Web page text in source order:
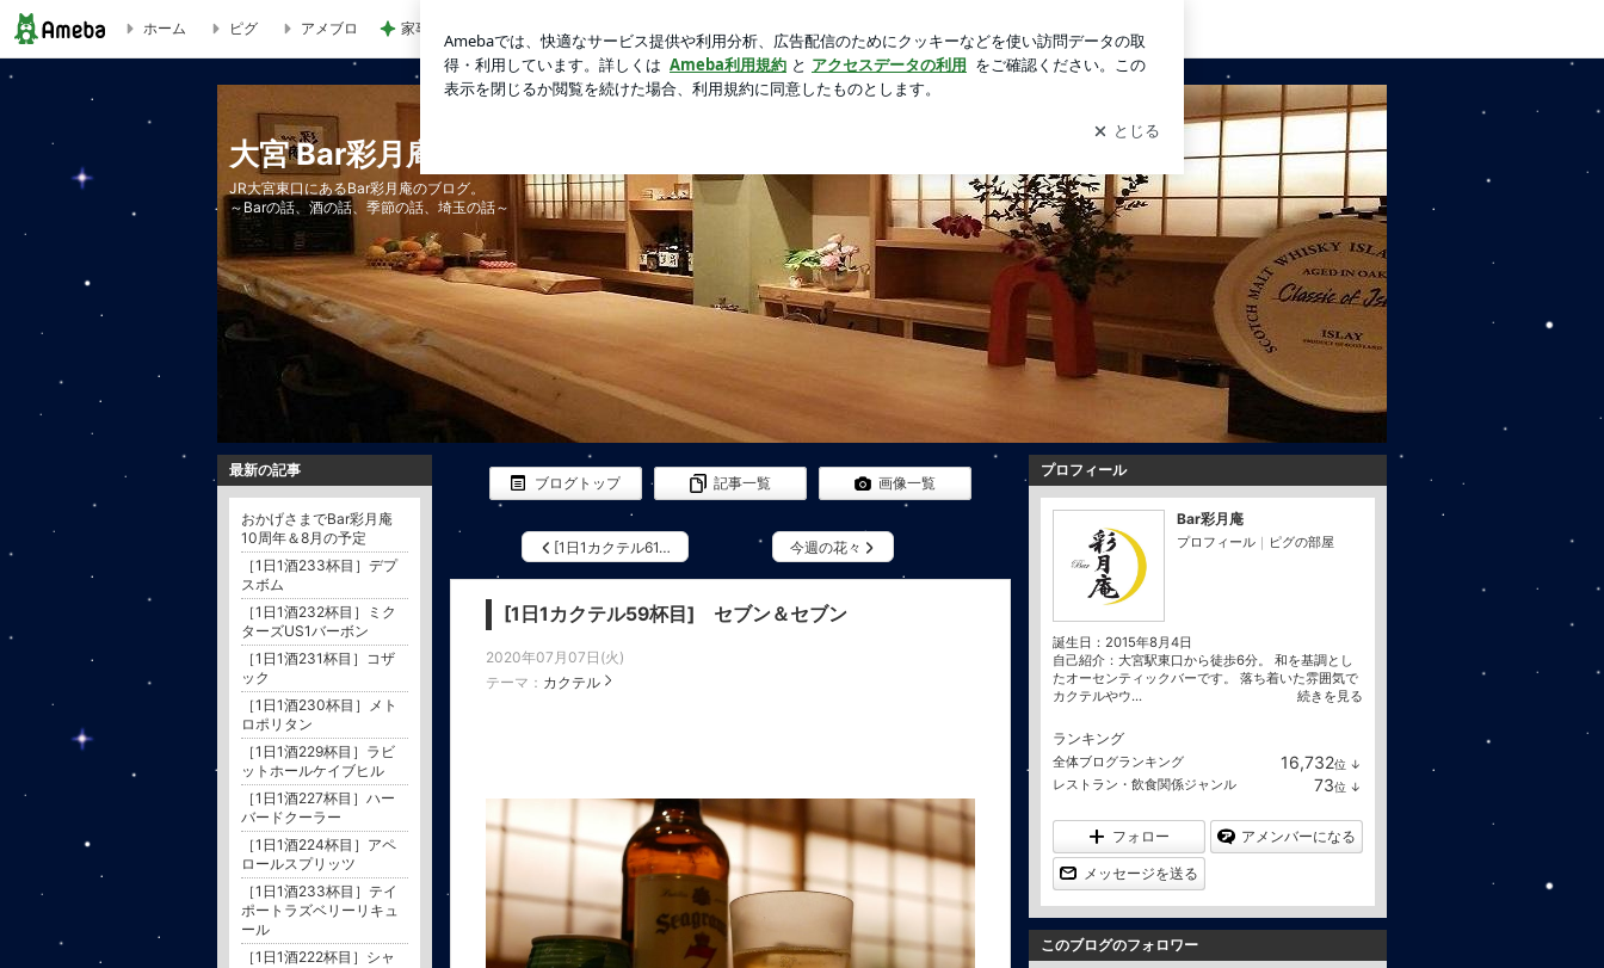
[1日1カクテル59杯目] セブン＆セブン | 大宮 Bar彩月庵～Barの彩時記～
ホーム ピグ アメブロ 家事に追われる友人の溜まった想い ログイン
大宮 Bar彩月庵～Barの彩時記～
JR大宮東口にあるBar彩月庵のブログ。
～Barの話、酒の話、季節の話、埼玉の話～
ブログトップ 記事一覧 画像一覧
[1日1カクテル61… 今週の花々
[1日1カクテル59杯目] セブン＆セブン
2020年07月07日(火)
テーマ： カクテル
プロフィール
Bar彩月庵
プロフィール ｜ ピグの部屋
誕生日： 2015年8月4日
自己紹介：大宮駅東口から徒歩6分。 和を基調とし
たオーセンティックバーです。 落ち着いた雰囲気で
カクテルやウ...
続きを見る
ランキング
全体ブログランキング 16,732位 ↓
ン
レストラン・飲食関係ジャンル 73位 ↓
フォロー アメンバーになる
メッセージを送る
このブログのフォロワー
最新の記事
おかげさまでBar彩月庵
10周年＆8月の予定
［1日1酒233杯目］デプ
スボム
［1日1酒232杯目］ミク
ターズUS1バーボン
［1日1酒231杯目］コザ
ック
［1日1酒230杯目］メト
ロポリタン
［1日1酒229杯目］ラビ
ットホールケイブヒル
［1日1酒227杯目］ハー
バードクーラー
［1日1酒224杯目］アペ
ロールスプリッツ
［1日1酒233杯目］テイ
ポートラズベリーリキュ
ール
［1日1酒222杯目］シャ